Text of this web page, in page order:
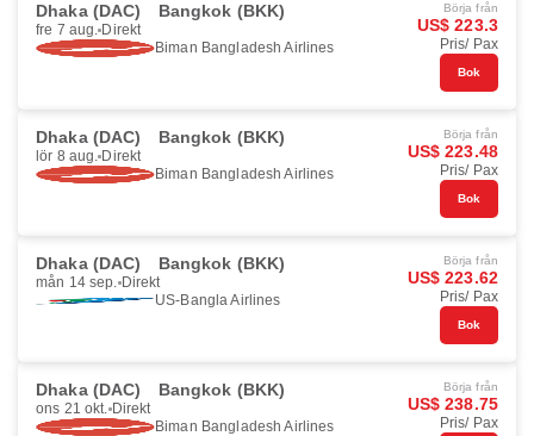
Dhaka (DAC) Bangkok (BKK)
fre 7 aug. Direkt
Biman Bangladesh Airlines
Börja från
US$ 223.3
Pris/ Pax
Bok
Dhaka (DAC) Bangkok (BKK)
lör 8 aug. Direkt
Biman Bangladesh Airlines
Börja från
US$ 223.48
Pris/ Pax
Bok
Dhaka (DAC) Bangkok (BKK)
mån 14 sep. Direkt
US-Bangla Airlines
Börja från
US$ 223.62
Pris/ Pax
Bok
Dhaka (DAC) Bangkok (BKK)
ons 21 okt. Direkt
Biman Bangladesh Airlines
Börja från
US$ 238.75
Pris/ Pax